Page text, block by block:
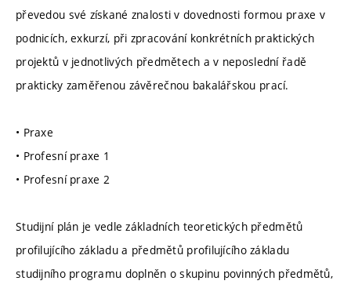
převedou své získané znalosti v dovednosti formou praxe v
podnicích, exkurzí, při zpracování konkrétních praktických
projektů v jednotlivých předmětech a v neposlední řadě
prakticky zaměřenou závěrečnou bakalářskou prací.
• Praxe
• Profesní praxe 1
• Profesní praxe 2
Studijní plán je vedle základních teoretických předmětů
profilujícího základu a předmětů profilujícího základu
studijního programu doplněn o skupinu povinných předmětů,